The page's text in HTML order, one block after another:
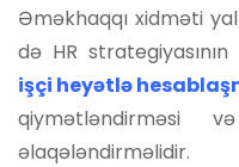
Əməkhaqqı xidməti
də HR
işçi heyətlə
qiymətləndirməsi
əlaqələndirməlidir.